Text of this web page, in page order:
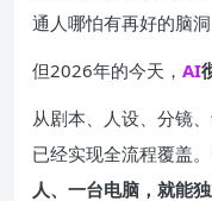
通人哪怕有再好的脑
但2026年的今天， AI
从剧本、人设、分镜
已经实现全流程覆盖
人、一台电脑，就能